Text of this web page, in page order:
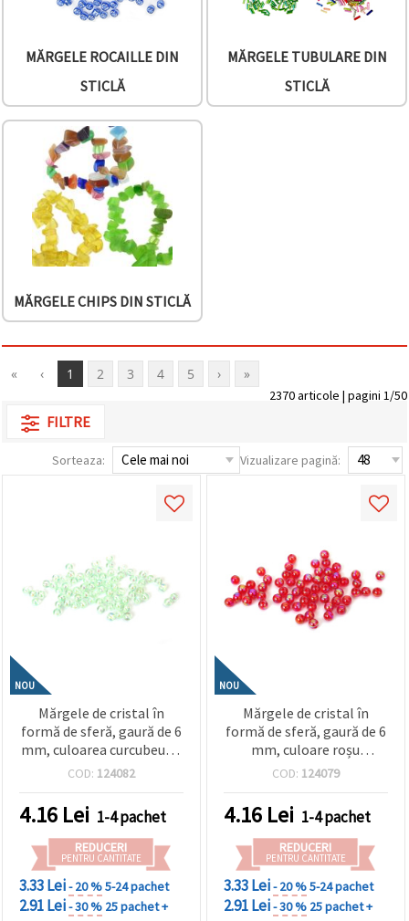
MĂRGELE ROCAILLE DIN
STICLĂ
MĂRGELE TUBULARE DIN
STICLĂ
MĂRGELE CHIPS DIN STICLĂ
« ‹ 1 2 3 4 5 › »
2370 articole | pagini 1/50
FILTRE
Sorteaza: Vizualizare pagină:
NOU
Mărgele de cristal în
formă de sferă, gaură de 6
mm, culoarea curcubeului
mentă, 1 mm - 20 grame
COD: 124082
4.16 Lei 1-4 pachet
REDUCERI
PENTRU CANTITATE
3.33 Lei- 20 %5-24 pachet
2.91 Lei- 30 % 25 pachet +
NOU
Mărgele de cristal în
formă de sferă, gaură de 6
mm, culoare roșu
curcubeu - 20 grame ~190
COD: 124079
4.16 Lei 1-4 pachet
REDUCERI
PENTRU CANTITATE
3.33 Lei- 20 %5-24 pachet
2.91 Lei- 30 % 25 pachet +